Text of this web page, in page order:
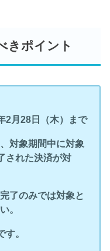
きポイント
2月28日（木）まで
対象期間中に対象
された決済が対
了のみでは対象と
。
。